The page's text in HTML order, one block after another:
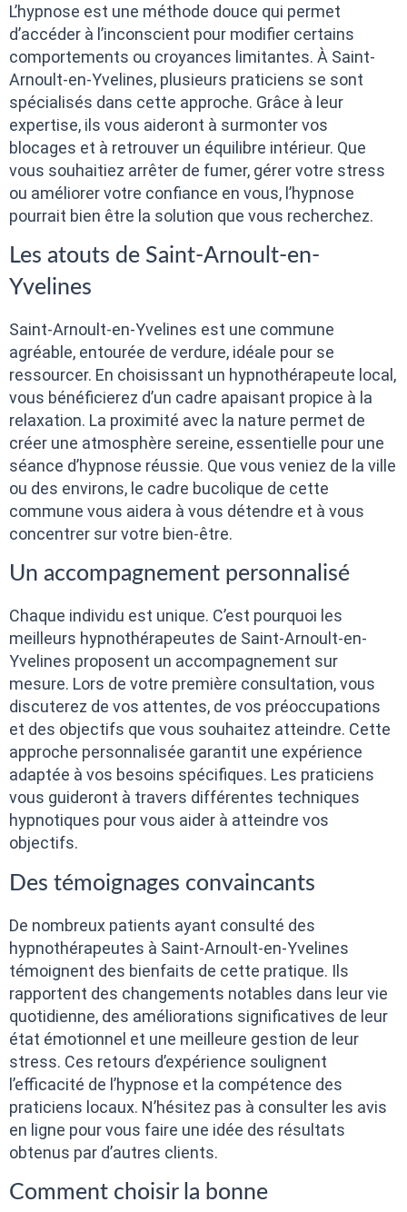
L’hypnose est une méthode douce qui permet
d’accéder à l’inconscient pour modifier certains
comportements ou croyances limitantes. À Saint-
Arnoult-en-Yvelines, plusieurs praticiens se sont
spécialisés dans cette approche. Grâce à leur
expertise, ils vous aideront à surmonter vos
blocages et à retrouver un équilibre intérieur. Que
vous souhaitiez arrêter de fumer, gérer votre stress
ou améliorer votre confiance en vous, l’hypnose
pourrait bien être la solution que vous recherchez.
Les atouts de Saint-Arnoult-en-
Yvelines
Saint-Arnoult-en-Yvelines est une commune
agréable, entourée de verdure, idéale pour se
ressourcer. En choisissant un hypnothérapeute local,
vous bénéficierez d’un cadre apaisant propice à la
relaxation. La proximité avec la nature permet de
créer une atmosphère sereine, essentielle pour une
séance d’hypnose réussie. Que vous veniez de la ville
ou des environs, le cadre bucolique de cette
commune vous aidera à vous détendre et à vous
concentrer sur votre bien-être.
Un accompagnement personnalisé
Chaque individu est unique. C’est pourquoi les
meilleurs hypnothérapeutes de Saint-Arnoult-en-
Yvelines proposent un accompagnement sur
mesure. Lors de votre première consultation, vous
discuterez de vos attentes, de vos préoccupations
et des objectifs que vous souhaitez atteindre. Cette
approche personnalisée garantit une expérience
adaptée à vos besoins spécifiques. Les praticiens
vous guideront à travers différentes techniques
hypnotiques pour vous aider à atteindre vos
objectifs.
Des témoignages convaincants
De nombreux patients ayant consulté des
hypnothérapeutes à Saint-Arnoult-en-Yvelines
témoignent des bienfaits de cette pratique. Ils
rapportent des changements notables dans leur vie
quotidienne, des améliorations significatives de leur
état émotionnel et une meilleure gestion de leur
stress. Ces retours d’expérience soulignent
l’efficacité de l’hypnose et la compétence des
praticiens locaux. N’hésitez pas à consulter les avis
en ligne pour vous faire une idée des résultats
obtenus par d’autres clients.
Comment choisir la bonne